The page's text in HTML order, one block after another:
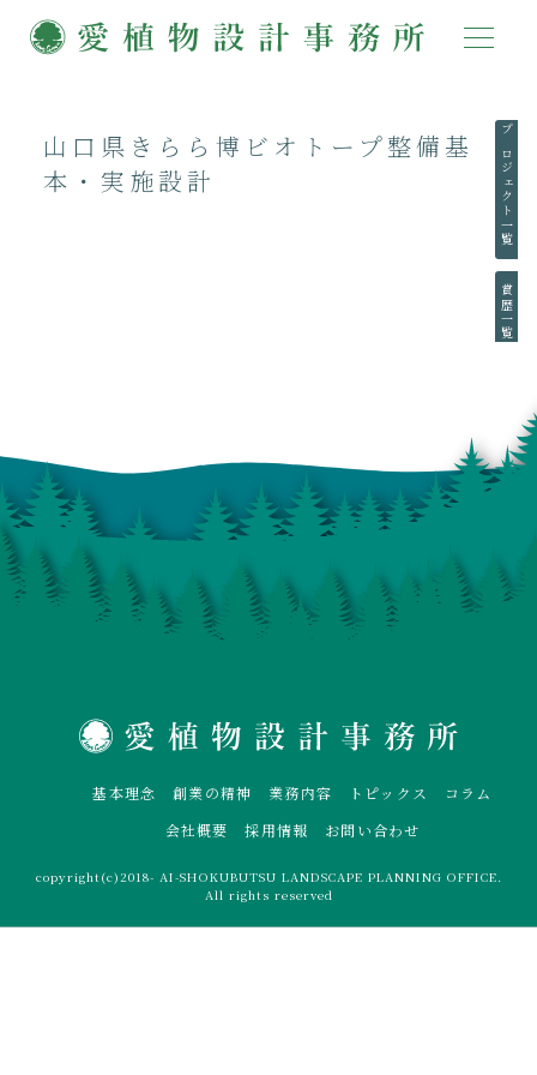
プロジェクト一覧
賞歴一覧
山口県きらら博ビオトープ整備基
本・実施設計
基本理念 創業の精神 業務内容 トピックス
コラム
会社概要
採用情報 お問い合わせ
copyright(c)2018- AI-SHOKUBUTSU LANDSCAPE PLANNING OFFICE.
All rights reserved